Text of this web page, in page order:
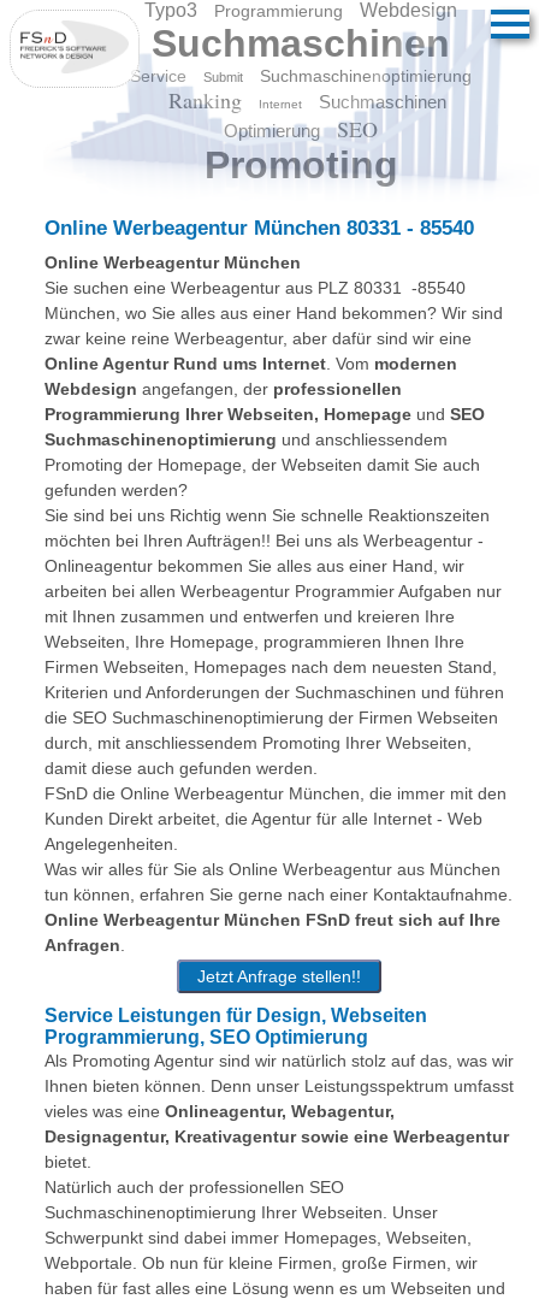
Typo3 Programmierung Webdesign
Suchmaschinen
Service Submit Suchmaschinenoptimierung
Ranking Internet
Suchmaschinen
Optimierung
SEO
Promoting
Online Werbeagentur München 80331 - 85540
Online Werbeagentur München
Sie suchen eine Werbeagentur aus PLZ 80331 -85540
München, wo Sie alles aus einer Hand bekommen? Wir sind
zwar keine reine Werbeagentur, aber dafür sind wir eine
Online Agentur Rund ums Internet. Vom modernen
Webdesign angefangen, der professionellen
Programmierung Ihrer Webseiten, Homepageund SEO
Suchmaschinenoptimierung und anschliessendem
Promoting der Homepage, der Webseiten damit Sie auch
gefunden werden?
Sie sind bei uns Richtig wenn Sie schnelle Reaktionszeiten
möchten bei Ihren Aufträgen!! Bei uns als Werbeagentur -
Onlineagentur bekommen Sie alles aus einer Hand, wir
arbeiten bei allen Werbeagentur Programmier Aufgaben nur
mit Ihnen zusammen und entwerfen und kreieren Ihre
Webseiten, Ihre Homepage, programmieren Ihnen Ihre
Firmen Webseiten, Homepages nach dem neuesten Stand,
Kriterien und Anforderungen der Suchmaschinen und führen
die SEO Suchmaschinenoptimierung der Firmen Webseiten
durch, mit anschliessendem Promoting Ihrer Webseiten,
damit diese auch gefunden werden.
FSnD die Online Werbeagentur München, die immer mit den
Kunden Direkt arbeitet, die Agentur für alle Internet - Web
Angelegenheiten.
Was wir alles für Sie als Online Werbeagentur aus München
tun können, erfahren Sie gerne nach einer Kontaktaufnahme.
Online Werbeagentur München FSnD freut sich auf Ihre
Anfragen
Jetzt Anfrage stellen!!
Service Leistungen für Design, Webseiten
Programmierung, SEO Optimierung
Als Promoting Agentur sind wir natürlich stolz auf das, was wir
Ihnen bieten können. Denn unser Leistungsspektrum umfasst
vieles was eine Onlineagentur, Webagentur,
Designagentur, Kreativagentur sowie eine Werbeagentur
bietet.
Natürlich auch der professionellen SEO
Suchmaschinenoptimierung Ihrer Webseiten. Unser
Schwerpunkt sind dabei immer Homepages, Webseiten,
Webportale. Ob nun für kleine Firmen, große Firmen, wir
haben für fast alles eine Lösung wenn es um Webseiten und